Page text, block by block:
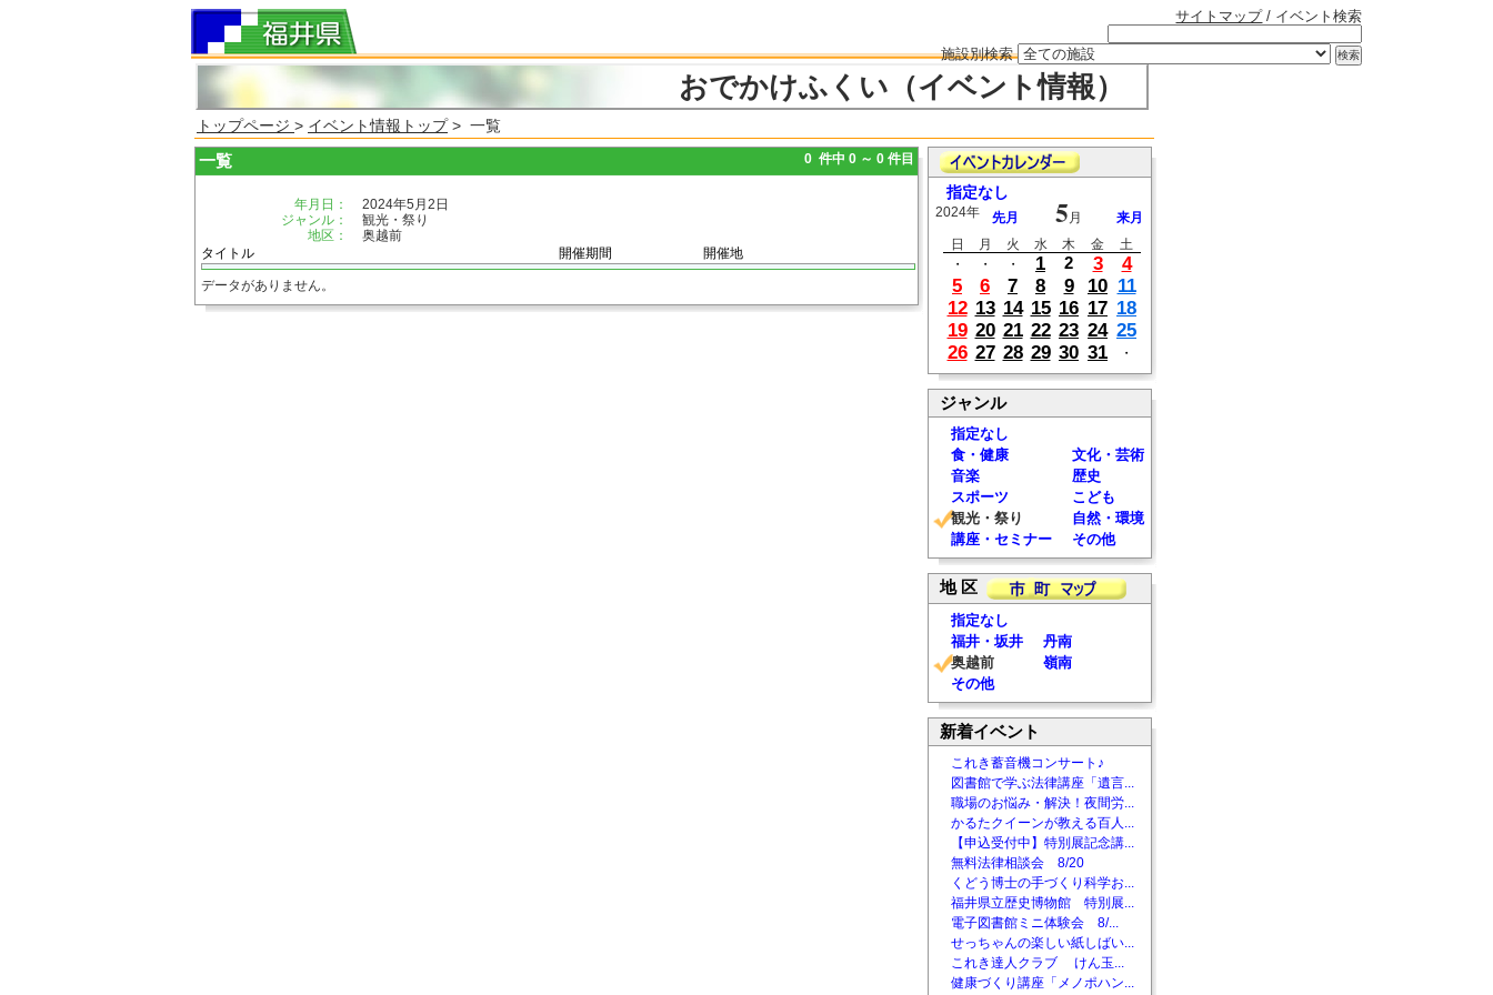
サイトマップ/ イベント検索
施設別検索
おでかけふくい（イベント情報）
トップページ > イベント情報トップ> 一覧
一覧 0 件中 0 ～ 0 件目
年月日：
2024年5月2日
ジャンル：
観光・祭り
地区：
奥越前
タイトル
開催期間 開催地
データがありません。
指定なし
2024年 先月 5 月
来月
日
月 火 水 木 金
土
・
・ ・ 1 2 3
4
5
6 7 8 9 10 11
12 13 14 15 16 17 18
19 20 21 22 23 24 25
26 27 28 29 30 31 ・
ジャンル
指定なし
食・健康
文化・芸術
音楽
歴史
スポーツ
こども
観光・祭り
自然・環境
講座・セミナー
その他
地 区
指定なし
福井・坂井
丹南
奥越前
嶺南
その他
新着イベント
これき蓄音機コンサート♪
図書館で学ぶ法律講座「遺言...
職場のお悩み・解決！夜間労...
かるたクイーンが教える百人...
【申込受付中】特別展記念講...
無料法律相談会 8/20
くどう博士の手づくり科学お...
福井県立歴史博物館 特別展...
電子図書館ミニ体験会 8/...
せっちゃんの楽しい紙しばい...
これき達人クラブ けん玉...
健康づくり講座「メノポハン...